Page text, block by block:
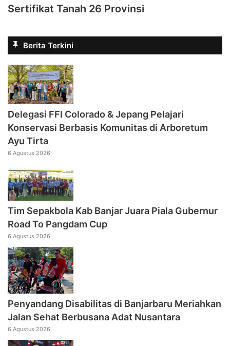
Sertifikat Tanah 26 Provinsi
Berita Terkini
Delegasi FFI Colorado & Jepang Pelajari
Konservasi Berbasis Komunitas di Arboretum
Ayu Tirta
6 Agustus 2026
Tim Sepakbola Kab Banjar Juara Piala Gubernur
Road To Pangdam Cup
6 Agustus 2026
Penyandang Disabilitas di Banjarbaru Meriahkan
Jalan Sehat Berbusana Adat Nusantara
6 Agustus 2026